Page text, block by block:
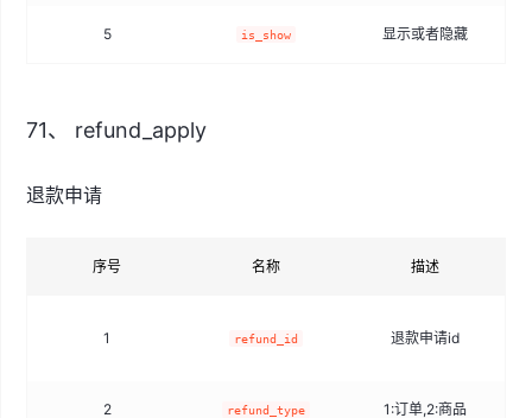
5 is_show 显示或者隐藏
71、 refund_apply
退款申请
序号 名称 描述
1 refund_id 退款申请id
2 refund_type 1:订单,2:商品